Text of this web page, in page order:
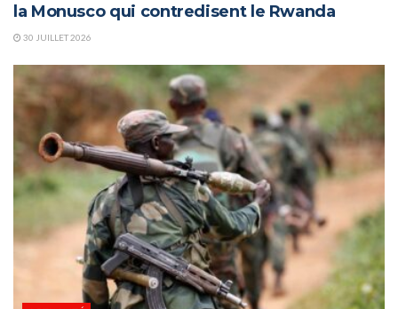
la Monusco qui contredisent le Rwanda
30 JUILLET 2026